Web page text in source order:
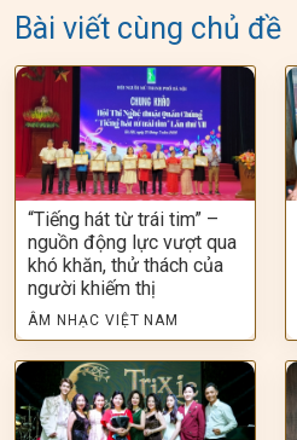
Bài viết cùng chủ đề
“Tiếng hát từ trái tim” –
nguồn động lực vượt qua
khó khăn, thử thách của
người khiếm thị
ÂM NHẠC VIỆT NAM